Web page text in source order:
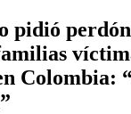
pidió
Colombia: